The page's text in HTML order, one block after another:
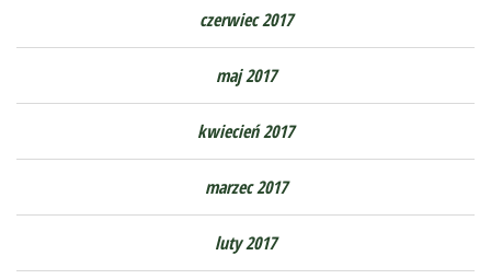
czerwiec 2017
maj 2017
kwiecień 2017
marzec 2017
luty 2017